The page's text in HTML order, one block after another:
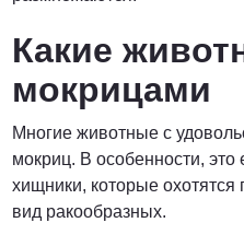
Какие
мокрицами
Многие животные с
мокриц. В особенности,
хищники, которые охотятся
вид ракообразных.